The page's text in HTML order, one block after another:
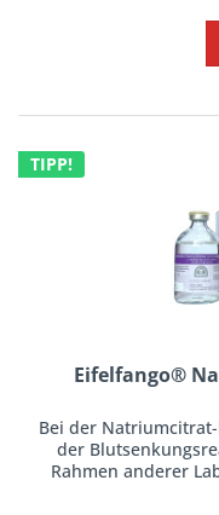
TIPP!
Eifelfango®
Bei der
der
Rahmen anderer